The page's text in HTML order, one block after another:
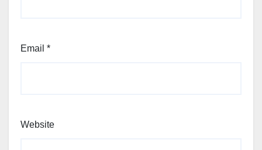
Email *
Website